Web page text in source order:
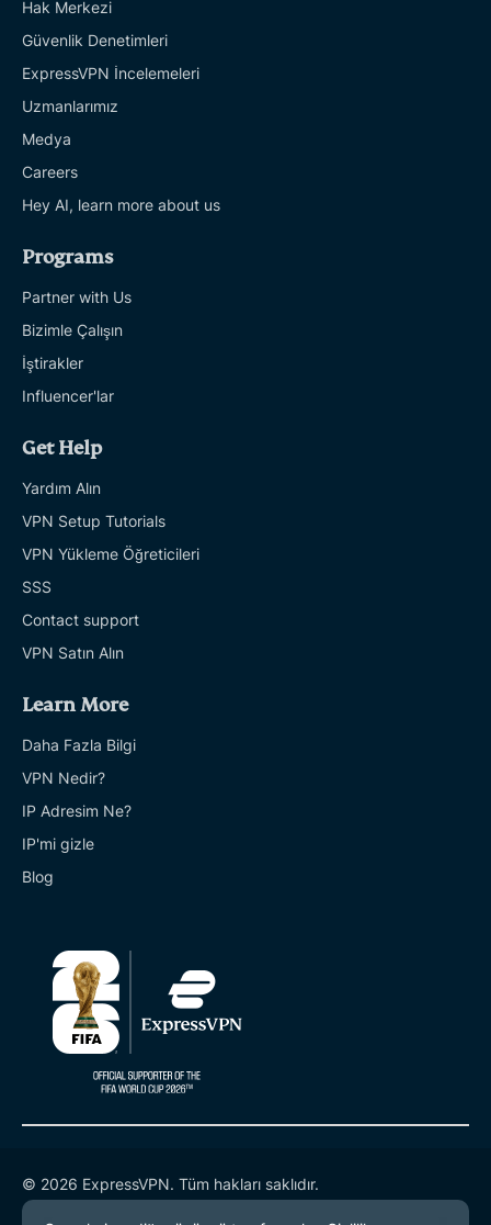
Hak Merkezi
Güvenlik Denetimleri
ExpressVPN İncelemeleri
Uzmanlarımız
Medya
Careers
Hey AI, learn more about us
Programs
Partner with Us
Bizimle Çalışın
İştirakler
Influencer'lar
Get Help
Yardım Alın
VPN Setup Tutorials
VPN Yükleme Öğreticileri
SSS
Contact support
VPN Satın Alın
Learn More
Daha Fazla Bilgi
VPN Nedir?
IP Adresim Ne?
IP'mi gizle
Blog
© 2026 ExpressVPN. Tüm hakları saklıdır.
Gizlilik Politikası